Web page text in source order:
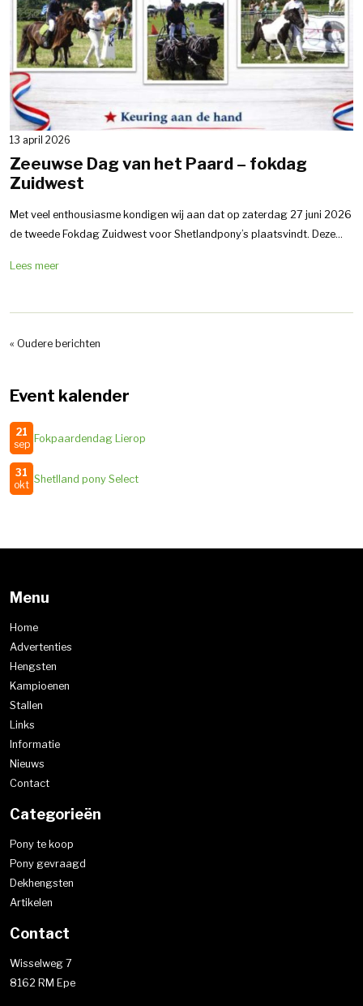
13 april 2026
Zeeuwse Dag van het Paard – fokdag
Zuidwest
Met veel enthousiasme kondigen wij aan dat op zaterdag 27 juni 2026
de tweede Fokdag Zuidwest voor Shetlandpony’s plaatsvindt. Deze...
Lees meer
« Oudere berichten
Event kalender
21
sep Fokpaardendag Lierop
31
okt Shetlland pony Select
Menu
Home
Advertenties
Hengsten
Kampioenen
Stallen
Links
Informatie
Nieuws
Contact
Categorieën
Pony te koop
Pony gevraagd
Dekhengsten
Artikelen
Contact
Wisselweg 7
8162 RM Epe